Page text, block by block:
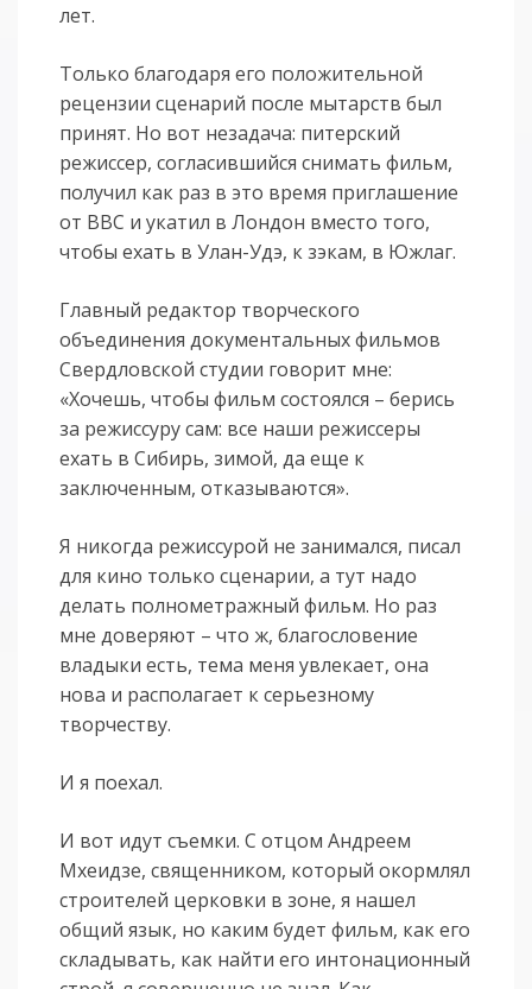
лет.
Только благодаря его положительной
рецензии сценарий после мытарств был
принят. Но вот незадача: питерский
режиссер, согласившийся снимать фильм,
получил как раз в это время приглашение
от ВВС и укатил в Лондон вместо того,
чтобы ехать в Улан-Удэ, к зэкам, в Южлаг.
Главный редактор творческого
объединения документальных фильмов
Свердловской студии говорит мне:
«Хочешь, чтобы фильм состоялся – берись
за режиссуру сам: все наши режиссеры
ехать в Сибирь, зимой, да еще к
заключенным, отказываются».
Я никогда режиссурой не занимался, писал
для кино только сценарии, а тут надо
делать полнометражный фильм. Но раз
мне доверяют – что ж, благословение
владыки есть, тема меня увлекает, она
нова и располагает к серьезному
творчеству.
И я поехал.
И вот идут съемки. С отцом Андреем
Мхеидзе, священником, который окормлял
строителей церковки в зоне, я нашел
общий язык, но каким будет фильм, как его
складывать, как найти его интонационный